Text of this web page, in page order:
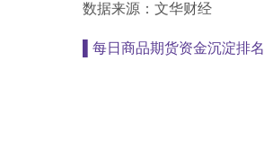
数据来源：文华财经
每日商品期货资金沉淀排名